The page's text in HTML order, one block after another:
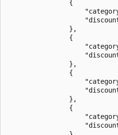
                {
                },
                {
                },
                {
                },
                {